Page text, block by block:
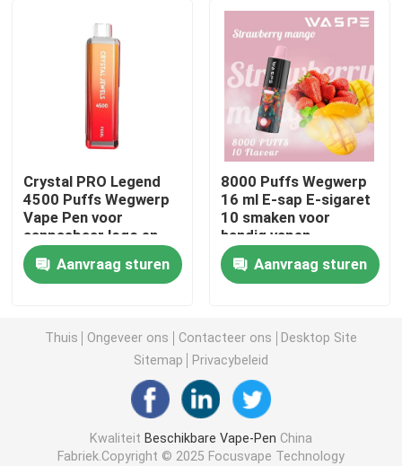
Het Beschikbare Vape Apparaat van CBD
OEM Vape
Elfbar Vape
Grote Puff Vape
Rookwolkbar Mini
Verloren Mary Vape
De V.S. Vape
Crystal PRO Legend
4500 Puffs Wegwerp
Vape Pen voor
aanpasbaar logo en
ontwerp
Aanvraag sturen
8000 Puffs Wegwerp
16 ml E-sap E-sigaret
10 smaken voor
handig vapen
Aanvraag sturen
Thuis Ongeveer ons Contacteer ons
Desktop Site
Sitemap
Privacybeleid
Kwaliteit Beschikbare Vape-Pen China
Fabriek.Copyright © 2025 Focusvape Technology